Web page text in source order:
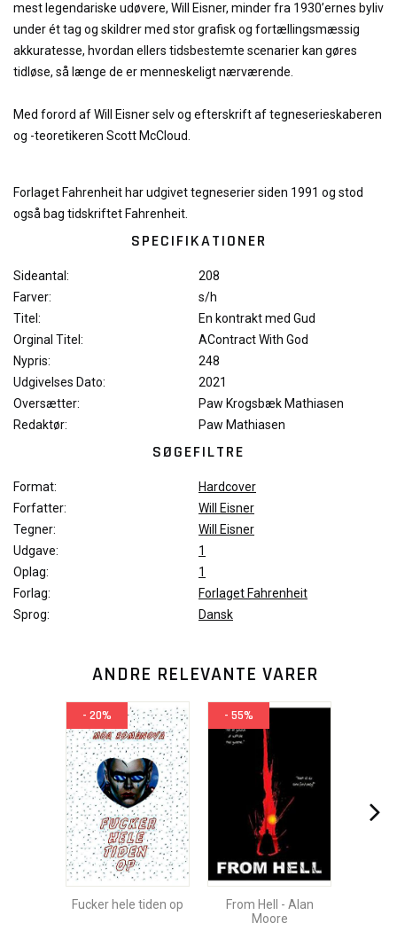
mest legendariske udøvere, Will Eisner, minder fra 1930’ernes byliv
under ét tag og skildrer med stor grafisk og fortællingsmæssig
akkuratesse, hvordan ellers tidsbestemte scenarier kan gøres
tidløse, så længe de er menneskeligt nærværende.
Med forord af Will Eisner selv og efterskrift af tegneserieskaberen
og -teoretikeren Scott McCloud.
Forlaget Fahrenheit har udgivet tegneserier siden 1991 og stod
også bag tidskriftet Fahrenheit.
SPECIFIKATIONER
Sideantal:
208
Farver:
s/h
Titel:
En kontrakt med Gud
Orginal Titel:
AContract With God
Nypris:
248
Udgivelses Dato:
2021
Oversætter:
Paw Krogsbæk Mathiasen
Redaktør:
Paw Mathiasen
SØGEFILTRE
Format:
Hardcover
Forfatter:
Will Eisner
Tegner:
Will Eisner
Udgave:
1
Oplag:
1
Forlag:
Forlaget Fahrenheit
Sprog:
Dansk
ANDRE RELEVANTE VARER
- 20%
Fucker hele tiden op
- 55%
From Hell - Alan
Moore